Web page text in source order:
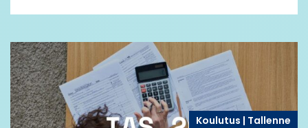
Koulutus | Tallenne